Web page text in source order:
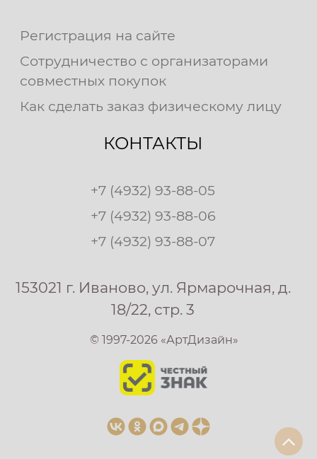
Регистрация на сайте
Сотрудничество с организаторами
совместных покупок
Как сделать заказ физическому лицу
КОНТАКТЫ
+7 (4932) 93-88-05
+7 (4932) 93-88-06
+7 (4932) 93-88-07
153021 г. Иваново, ул. Ярмарочная, д.
18/22, стр. 3
© 1997-2026 «АртДизайн»